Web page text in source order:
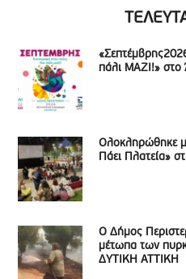
πάλι ΜΑΖΙ!» στο
Ολοκληρώθηκε
Πάει Πλατεία»
Ο Δήμος
μέτωπα των
ΔΥΤΙΚΗ ΑΤΤΙΚΗ